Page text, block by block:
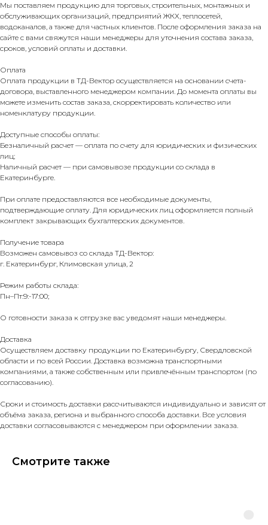
Мы поставляем продукцию для торговых, строительных, монтажных и
обслуживающих организаций, предприятий ЖКХ, теплосетей,
водоканалов, а также для частных клиентов. После оформления заказа на
сайте с вами свяжутся наши менеджеры для уточнения состава заказа,
сроков, условий оплаты и доставки.
Оплата
Оплата продукции в ТД-Вектор осуществляется на основании счета-
договора, выставленного менеджером компании. До момента оплаты вы
можете изменить состав заказа, скорректировать количество или
номенклатуру продукции.
Доступные способы оплаты:
Безналичный расчет — оплата по счету для юридических и физических
лиц;
Наличный расчет — при самовывозе продукции со склада в
Екатеринбурге.
При оплате предоставляются все необходимые документы,
подтверждающие оплату. Для юридических лиц оформляется полный
комплект закрывающих бухгалтерских документов.
Получение товара
Возможен самовывоз со склада ТД-Вектор:
г. Екатеринбург, Климовская улица, 2
Режим работы склада:
Пн–Пт:9:-17:00;
О готовности заказа к отгрузке вас уведомят наши менеджеры.
Доставка
Осуществляем доставку продукции по Екатеринбургу, Свердловской
области и по всей России. Доставка возможна транспортными
компаниями, а также собственным или привлечённым транспортом (по
согласованию).
Сроки и стоимость доставки рассчитываются индивидуально и зависят от
объёма заказа, региона и выбранного способа доставки. Все условия
доставки согласовываются с менеджером при оформлении заказа.
Смотрите также